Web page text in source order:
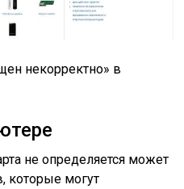
некорректно» в
не определяется может
которые могут